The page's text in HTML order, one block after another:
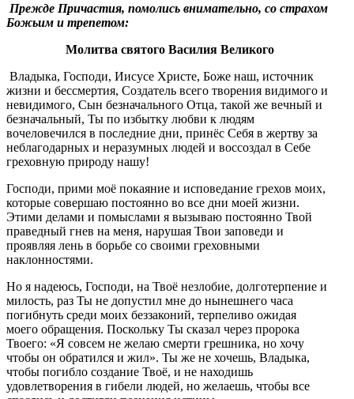
Прежде Причастия, помолись внимательно, со страхом
Божьим и трепетом:
Молитва святого Василия Великого
Владыка, Господи, Иисусе Христе, Боже наш, источник
жизни и бессмертия, Создатель всего творения видимого и
невидимого, Сын безначального Отца, такой же вечный и
безначальный, Ты по избытку любви к людям
вочеловечился в последние дни, принёс Себя в жертву за
неблагодарных и неразумных людей и воссоздал в Себе
греховную природу нашу!
Господи, прими моё покаяние и исповедание грехов моих,
которые совершаю постоянно во все дни моей жизни.
Этими делами и помыслами я вызываю постоянно Твой
праведный гнев на меня, нарушая Твои заповеди и
проявляя лень в борьбе со своими греховными
наклонностями.
Но я надеюсь, Господи, на Твоё незлобие, долготерпение и
милость, раз Ты не допустил мне до нынешнего часа
погибнуть среди моих беззаконий, терпеливо ожидая
моего обращения. Поскольку Ты сказал через пророка
Твоего: «Я совсем не желаю смерти грешника, но хочу
чтобы он обратился и жил». Ты же не хочешь, Владыка,
чтобы погибло создание Твоё, и не находишь
удовлетворения в гибели людей, но желаешь, чтобы все